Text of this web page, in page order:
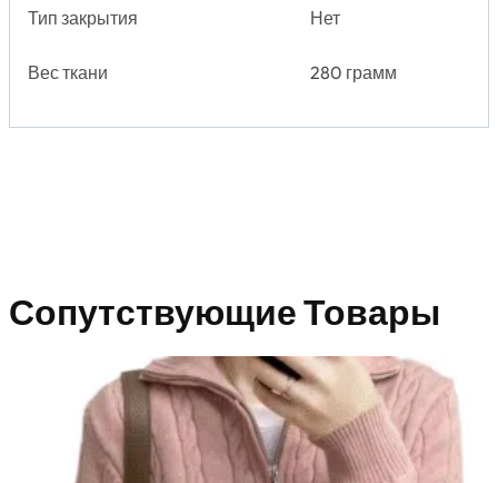
Тип закрытия Нет
Вес ткани 280 грамм
Сопутствующие Товары